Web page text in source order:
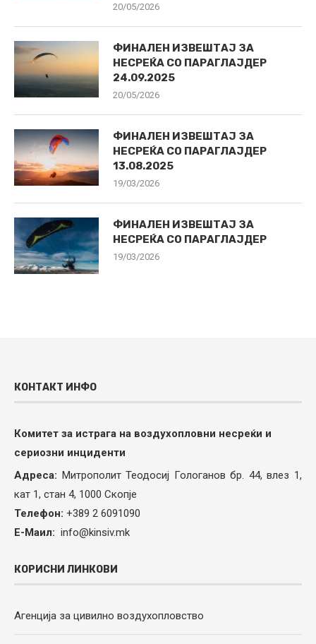
20/05/2026
ФИНАЛЕН ИЗВЕШТАЈ ЗА
НЕСРЕЌА СО ПАРАГЛАЈДЕР
24.09.2025
20/05/2026
ФИНАЛЕН ИЗВЕШТАЈ ЗА
НЕСРЕЌА СО ПАРАГЛАЈДЕР
13.08.2025
19/03/2026
ФИНАЛЕН ИЗВЕШТАЈ ЗА
НЕСРЕЌА СО ПАРАГЛАЈДЕР
19/03/2026
КОНТАКТ ИНФО
Комитет за истрага на воздухопловни несреќи и
сериозни инциденти
Адреса: Митрополит Теодосиј Гологанов бр. 44, влез 1,
кат 1, стан 4, 1000 Скопје
Телефон: +389 2 6091090
Е-Маил: info@kinsiv.mk
КОРИСНИ ЛИНКОВИ
Агенција за цивилно воздухопловство